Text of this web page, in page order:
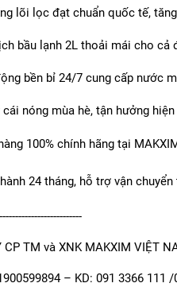
lõi lọc đạt chuẩn quốc tế,
bầu lạnh 2L thoải mái cho
bền bỉ 24/7 cung cấp nước
cái nóng mùa hè, tận hưởng
100% chính hãng tại
24 tháng, hỗ trợ vận
CP TM và XNK MAKXIM VIỆT
– KD: 091 3366 111 /